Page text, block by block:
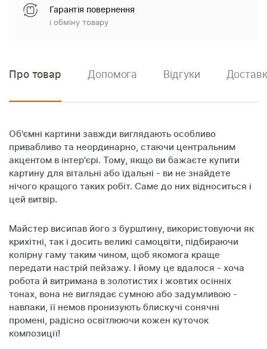
Гарантія повернення
і обміну товару
Про товар Допомога Відгуки
Об'ємні картини завжди виглядають особливо
привабливо та неординарно, стаючи центральним
акцентом в інтер'єрі. Тому, якщо ви бажаєте купити
картину для вітальні або їдальні - ви не знайдете
нічого кращого таких робіт. Саме до них відноситься і
цей витвір.
Майстер висипав його з бурштину, використовуючи як
крихітні, так і досить великі самоцвіти, підбираючи
колірну гаму таким чином, щоб якомога краще
передати настрій пейзажу. І йому це вдалося - хоча
робота й витримана в золотистих і жовтих осінніх
тонах, вона не виглядає сумною або задумливою -
навпаки, її немов пронизують блискучі сонячні
промені, радісно освітлюючи кожен куточок
композиції!